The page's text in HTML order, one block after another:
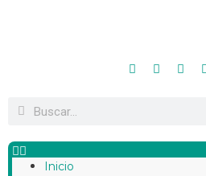
Inicio